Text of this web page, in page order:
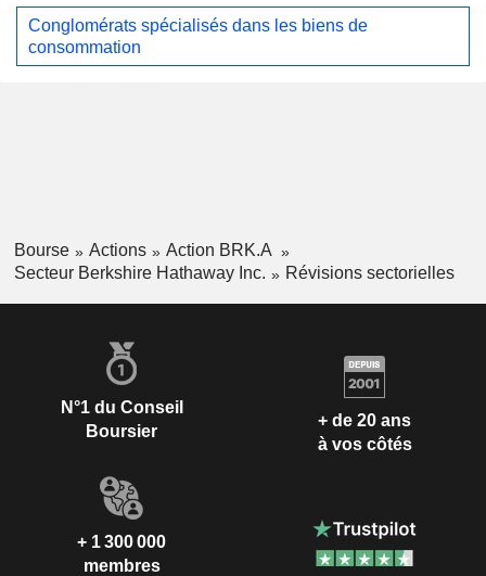
Conglomérats spécialisés dans les biens de
consommation
Bourse Actions
Action BRK.A
Secteur Berkshire Hathaway Inc.
Révisions sectorielles
N°1 du Conseil
Boursier
+ de 20 ans
à vos côtés
+ 1 300 000
membres